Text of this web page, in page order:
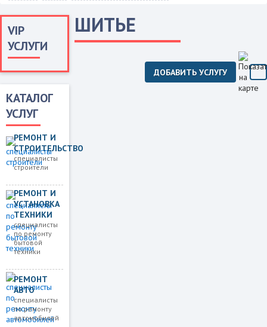
VIP
УСЛУГИ
КАТАЛОГ
УСЛУГ
РЕМОНТ И
СТРОИТЕЛЬСТВО
специалисты
строители
РЕМОНТ И
УСТАНОВКА
ТЕХНИКИ
специалисты
по ремонту
бытовой
техники
РЕМОНТ
АВТО
специалисты
по ремонту
автомобилей
ШИТЬЕ
ДОБАВИТЬ УСЛУГУ